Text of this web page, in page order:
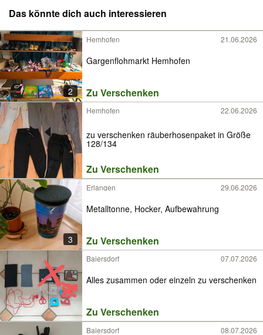
Das könnte dich auch interessieren
2
Hemhofen 21.06.2026
Gargenflohmarkt Hemhofen
Zu Verschenken
Hemhofen 22.06.2026
zu verschenken räuberhosenpaket in Größe
128/134
Zu Verschenken
3
Erlangen 29.06.2026
Metalltonne, Hocker, Aufbewahrung
Zu Verschenken
Baiersdorf 07.07.2026
Alles zusammen oder einzeln zu verschenken
Zu Verschenken
Baiersdorf 08.07.2026